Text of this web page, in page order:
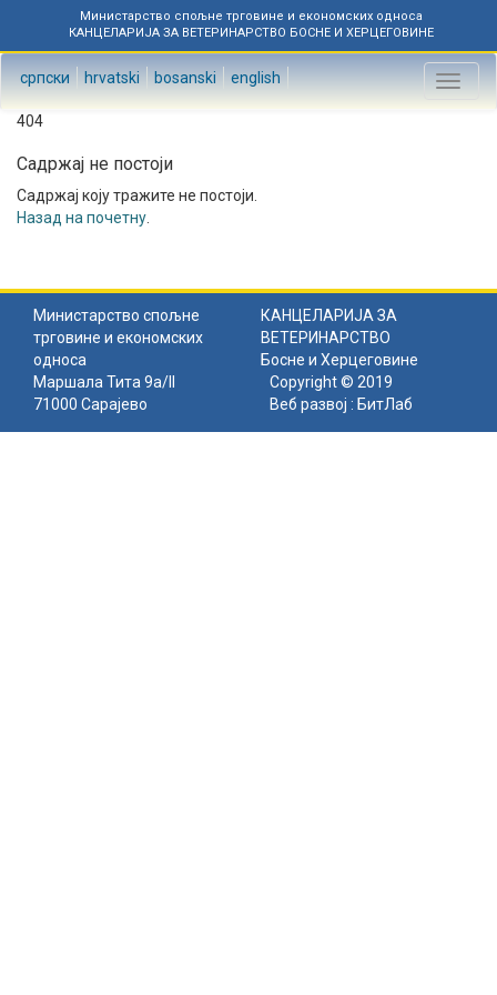
Министарство спољне трговине и економских односа
КАНЦЕЛАРИЈА ЗА ВЕТЕРИНАРСТВО БОСНЕ И ХЕРЦЕГОВИНЕ
српски hrvatski bosanski english
Toggle
404
Садржај не постоји
Садржај коју тражите не постоји.
Назад на почетну
Министарство спољне
трговине и економских
односа
КАНЦЕЛАРИЈА ЗА
ВЕТЕРИНАРСТВО
Босне и Херцеговине
Маршала Тита 9а/II
71000 Сарајево
Copyright © 2019
Веб развој : БитЛаб